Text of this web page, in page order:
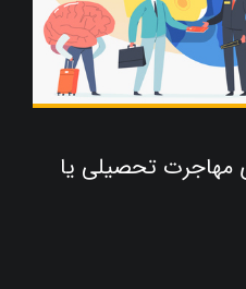
مهاجرت تحصیلی یا